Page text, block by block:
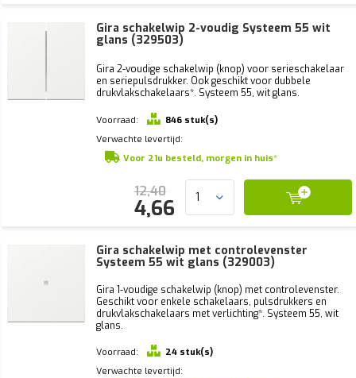
Gira schakelwip 2-voudig Systeem 55 wit
glans (329503)
Gira 2-voudige schakelwip (knop) voor serieschakelaar
en seriepulsdrukker. Ook geschikt voor dubbele
drukvlakschakelaars*. Systeem 55, wit glans.
Voorraad:
846 stuk(s)
Verwachte levertijd:
Voor 21u besteld, morgen in huis*
12,40
4,66
Gira schakelwip met controlevenster
Systeem 55 wit glans (329003)
Gira 1-voudige schakelwip (knop) met controlevenster.
Geschikt voor enkele schakelaars, pulsdrukkers en
drukvlakschakelaars met verlichting*. Systeem 55, wit
glans.
Voorraad:
24 stuk(s)
Verwachte levertijd: